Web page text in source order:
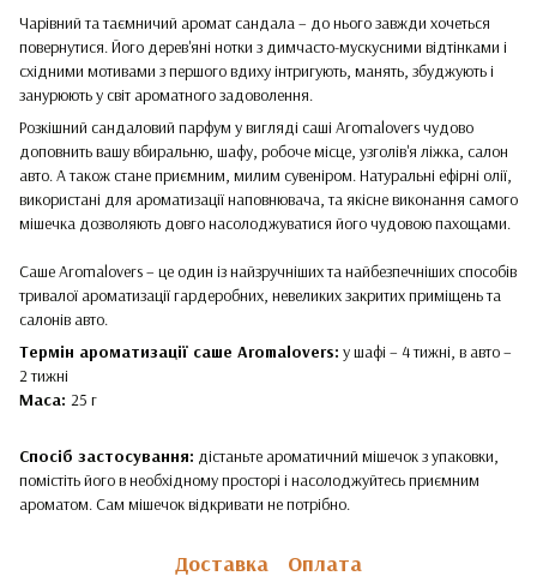
Чарівний та таємничий аромат сандала – до нього завжди хочеться
повернутися. Його дерев'яні нотки з димчасто-мускусними відтінками і
східними мотивами з першого вдиху інтригують, манять, збуджують і
занурюють у світ ароматного задоволення.
Розкішний сандаловий парфум у вигляді саші Aromalovers чудово
доповнить вашу вбиральню, шафу, робоче місце, узголів'я ліжка, салон
авто. А також стане приємним, милим сувеніром. Натуральні ефірні олії,
використані для ароматизації наповнювача, та якісне виконання самого
мішечка дозволяють довго насолоджуватися його чудовою пахощами.
Саше Aromalovers – це один із найзручніших та найбезпечніших способів
тривалої ароматизації гардеробних, невеликих закритих приміщень та
салонів авто.
Термін ароматизації саше Aromalovers: у шафі – 4 тижні, в авто –
2 тижні
Маса: 25 г
Спосіб застосування: дістаньте ароматичний мішечок з упаковки,
помістіть його в необхідному просторі і насолоджуйтесь приємним
ароматом. Сам мішечок відкривати не потрібно.
Доставка Оплата